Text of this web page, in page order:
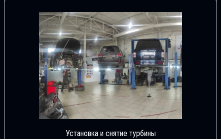
Установка и снятие турбины